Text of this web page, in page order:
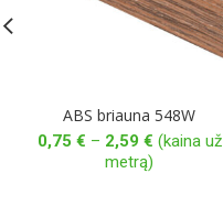
ABS briauna 548W
0,75 € – 2,59 €Price
range:
(kaina už
metrą)